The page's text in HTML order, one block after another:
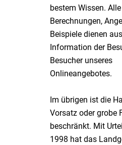
bestem Wissen.
Berechnungen,
Beispiele dienen
Information der
Besucher unseres
Onlineangebotes.
Im übrigen ist die
Vorsatz oder grobe
beschränkt. Mit
1998 hat das